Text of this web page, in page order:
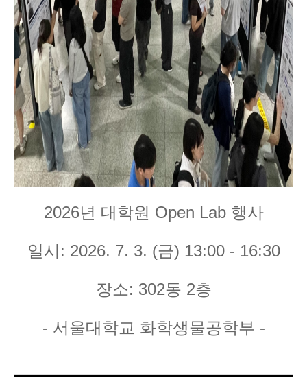
2026년 대학원 Open Lab 행사
일시: 2026. 7. 3. (금) 13:00 - 16:30
장소: 302동 2층
- 서울대학교 화학생물공학부 -